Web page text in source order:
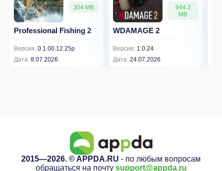
304 MB
Professional Fishing 2
Версия: 0.1.00.12.25p
Дата: 8.07.2026
944.2
MB
WDAMAGE 2
Версия: 1.0.24
Дата: 24.07.2026
2015—2026. © APPDA.RU - по любым вопросам
обращаться на почту support@appda.ru